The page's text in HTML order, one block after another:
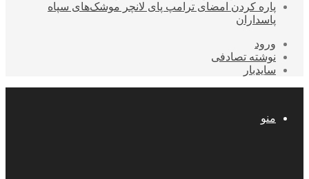
پاره کردن امضای ترامپ پای لانچر موشک‌های سپاه
پاسداران
ورود
نوشته تصادفی
سایدبار
منو